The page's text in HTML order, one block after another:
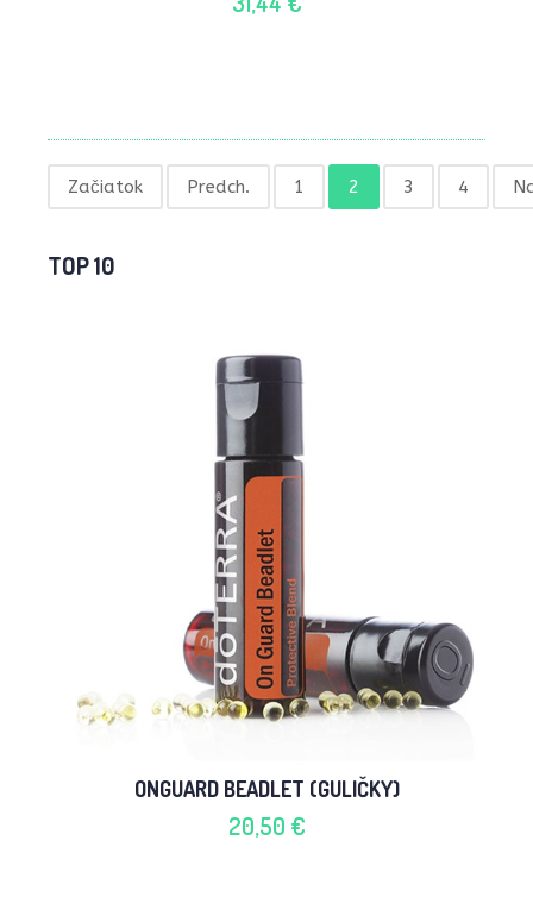
Začiatok Predch. 1 2 3 4
TOP 10
ONGUARD BEADLET (GULIČKY)
20,50 €